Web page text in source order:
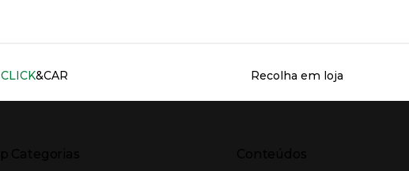
Servicios destacados
CLICK&CAR Recolha em loja